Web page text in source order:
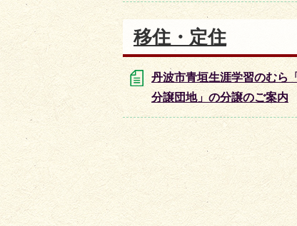
移住・定住
丹波市青垣生涯学習のむら
分譲団地」の分譲のご案内